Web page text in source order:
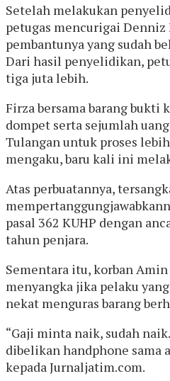
Setelah melakukan
petugas mencurigai
pembantunya yang sudah
Dari hasil penyelidikan,
tiga juta lebih.
Firza bersama barang bukti
dompet serta sejumlah
Tulangan untuk proses
mengaku, baru kali ini
Atas perbuatannya,
pasal 362 KUHP dengan
tahun penjara.
Sementara itu, korban
menyangka jika pelaku
nekat menguras barang
“Gaji minta naik, sudah
dibelikan handphone sama
kepada Jurnaljatim.com.